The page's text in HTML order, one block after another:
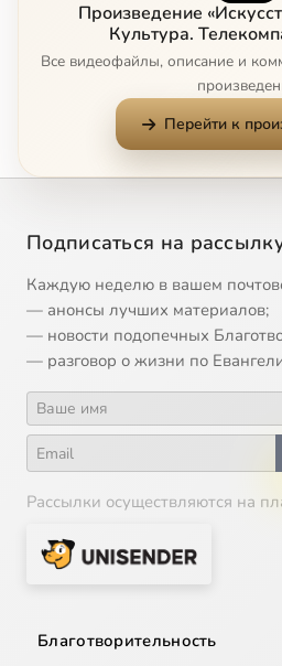
Камерный хор
13 Максимилиан Волошин
14
15
Неутомимые обереги
Произведение
Культура.
Все видеофайлы, описание и
Перейти к
Подписаться на
Каждую неделю в вашем
— анонсы лучших материалов;
— новости подопечных
— разговор о жизни по
Рассылки осуществляются на
Благотворительность